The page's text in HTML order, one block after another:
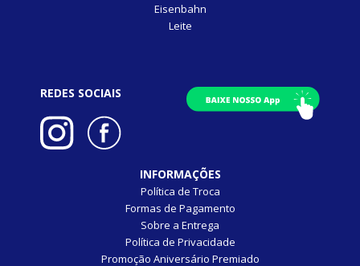
Eisenbahn
Leite
REDES SOCIAIS
INFORMAÇÕES
Política de Troca
Formas de Pagamento
Sobre a Entrega
Política de Privacidade
Promoção Aniversário Premiado